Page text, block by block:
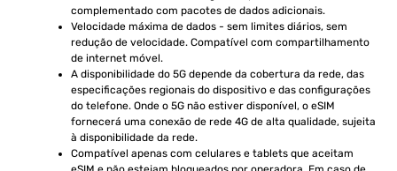
complementado com pacotes de dados adicionais.
Velocidade máxima de dados - sem limites diários, sem
redução de velocidade. Compatível com compartilhamento
de internet móvel.
A disponibilidade do 5G depende da cobertura da rede, das
especificações regionais do dispositivo e das configurações
do telefone. Onde o 5G não estiver disponível, o eSIM
fornecerá uma conexão de rede 4G de alta qualidade, sujeita
à disponibilidade da rede.
Compatível apenas com celulares e tablets que aceitam